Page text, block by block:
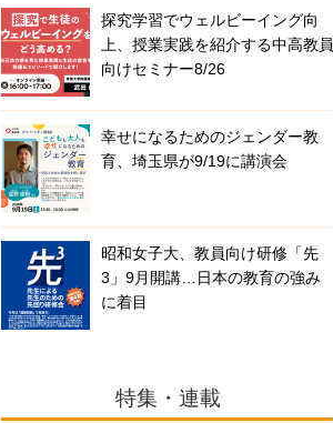
探究学習でウェルビーイング向
上、授業実践を紹介する中高教員
向けセミナー8/26
幸せになるためのジェンダー教
育、埼玉県が9/19に講演会
昭和女子大、教員向け研修「先
3」9月開講…日本の教育の強み
に着目
特集・連載